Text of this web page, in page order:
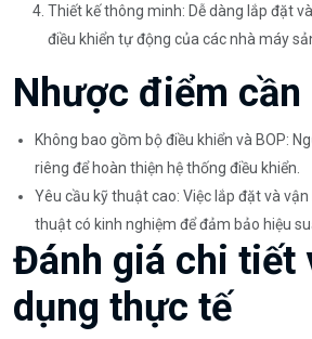
Thiết kế thông minh: Dễ dàng lắp đặt
điều khiển tự động của các nhà máy
Nhược điểm cần
Không bao gồm bộ điều khiển và BOP:
riêng để hoàn thiện hệ thống điều khiển.
Yêu cầu kỹ thuật cao: Việc lắp đặt và
thuật có kinh nghiệm để đảm bảo hiệu
Đánh giá chi tiết
dụng thực tế